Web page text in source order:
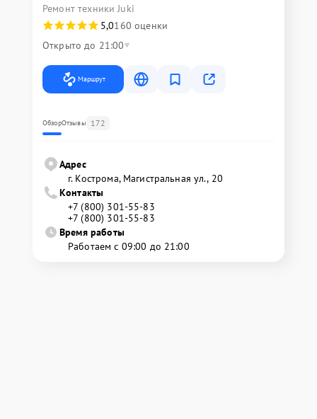
Ремонт техники Juki
5,0160 оценки
Открыто до 21:00
Маршрут
ОбзорОтзывы 172
Адрес
г. Кострома, Магистральная ул., 20
Контакты
+7 (800) 301-55-83
+7 (800) 301-55-83
Время работы
Работаем с 09:00 до 21:00